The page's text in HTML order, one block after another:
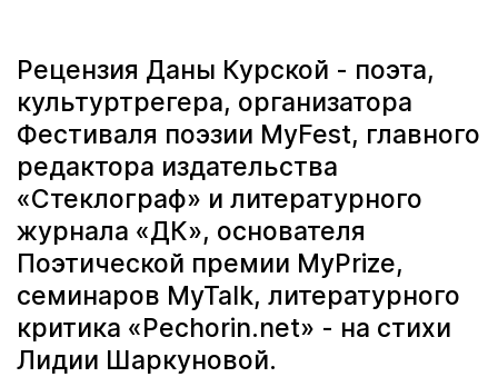
Рецензия Даны Курской - поэта,
культуртрегера, организатора
Фестиваля поэзии MyFest, главного
редактора издательства
«Стеклограф» и литературного
журнала «ДК», основателя
Поэтической премии MyPrize,
семинаров MyTalk, литературного
критика «Pechorin.net» - на стихи
Лидии Шаркуновой.